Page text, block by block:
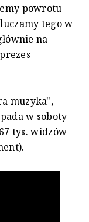
powrotu
tego w
na
muzyka",
w soboty
tys. widzów